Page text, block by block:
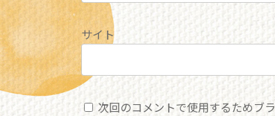
サイト
次回のコメントで使用するためブ